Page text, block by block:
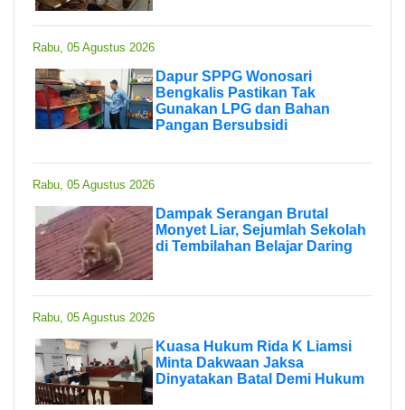
Rabu, 05 Agustus 2026
Dapur SPPG Wonosari
Bengkalis Pastikan Tak
Gunakan LPG dan Bahan
Pangan Bersubsidi
Rabu, 05 Agustus 2026
Dampak Serangan Brutal
Monyet Liar, Sejumlah Sekolah
di Tembilahan Belajar Daring
Rabu, 05 Agustus 2026
Kuasa Hukum Rida K Liamsi
Minta Dakwaan Jaksa
Dinyatakan Batal Demi Hukum